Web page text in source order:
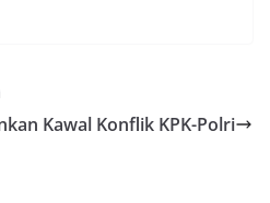
Kawal Konflik KPK-Polri